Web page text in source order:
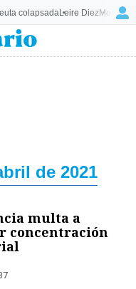
colapsadaLeire Diez
de 2021
multa a
concentración